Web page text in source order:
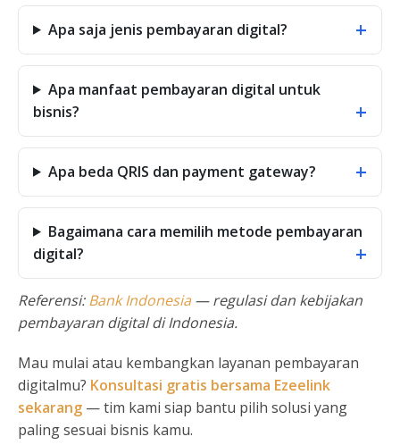
Apa saja jenis pembayaran digital? +
Apa manfaat pembayaran digital untuk
bisnis?
+
Apa beda QRIS dan payment gateway? +
Bagaimana cara memilih metode pembayaran
digital?
+
Referensi:Bank Indonesia — regulasi dan kebijakan
pembayaran digital di Indonesia.
Mau mulai atau kembangkan layanan pembayaran
digitalmu? Konsultasi gratis bersama Ezeelink
sekarang — tim kami siap bantu pilih solusi yang
paling sesuai bisnis kamu.